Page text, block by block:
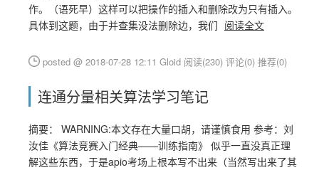
作。（语死早）这样可以把操作的插入和删除改为只有插入。
具体到这题，由于并查集没法删除边，我们 阅读全文
posted @ 2018-07-28 12:11 Gloid 阅读(230) 评论(0) 推荐(0)
连通分量相关算法学习笔记
摘要： WARNING:本文存在大量口胡，请谨慎食用 参考：刘
汝佳《算法竞赛入门经典——训练指南》 似乎一直没真正理
解这些东西，于是apio考场上根本写不出来（当然写出来了其